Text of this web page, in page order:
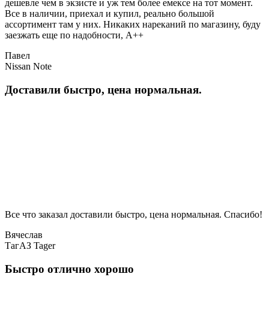
дешевле чем в экзисте и уж тем более емексе на тот момент.
Все в наличии, приехал и купил, реально большой
ассортимент там у них. Никаких нареканий по магазину, буду
заезжать еще по надобности, A++
Павел
Nissan Note
Доставили быстро, цена нормальная.
Все что заказал доставили быстро, цена нормальная. Спасибо!
Вячеслав
ТагАЗ Tager
Быстро отлично хорошо